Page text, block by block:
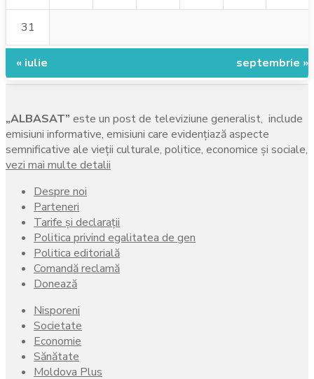
31
« iulie septembrie »
„ALBASAT” este un post de televiziune generalist, include
emisiuni informative, emisiuni care evidenţiază aspecte
semnificative ale vieţii culturale, politice, economice şi sociale,
vezi mai multe detalii
Despre noi
Parteneri
Tarife și declarații
Politica privind egalitatea de gen
Politica editorială
Comandă reclamă
Donează
Nisporeni
Societate
Economie
Sănătate
Moldova Plus